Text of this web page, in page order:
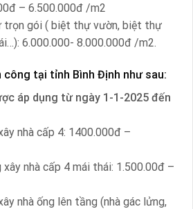
– 6.500.000đ /m2
trọn gói ( biệt thự vườn, biệt thự
6.000.000- 8.000.000đ /m2.
công tại tỉnh Bình Định như sau:
áp dụng từ ngày 1-1-2025 đến
nhà cấp 4: 1400.000đ –
xây nhà cấp 4 mái thái: 1.500.00đ –
nhà ống lên tầng (nhà gác lửng,